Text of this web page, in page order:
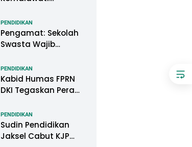
Mariana: Jangan
Abaikan Psikologis
Anak di Tengah
PENDIDIKAN
Pengamat: Sekolah
Swasta Wajib
Pemkot Pontianak
PENDIDIKAN
Kabid Humas FPRN
DKI Tegaskan Peran
Pendidikan Tangani
Kasus
Perundungan
PENDIDIKAN
Sudin Pendidikan
Jaksel Cabut KJP